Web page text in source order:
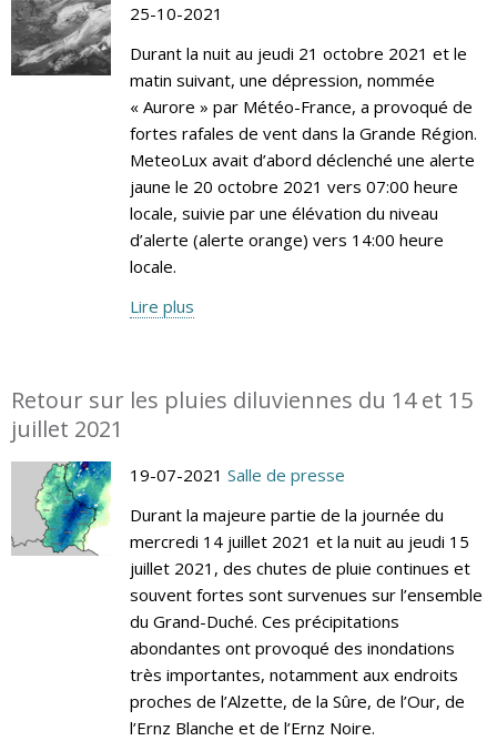
25-10-2021
Durant la nuit au jeudi 21 octobre 2021 et le
matin suivant, une dépression, nommée
« Aurore » par Météo-France, a provoqué de
fortes rafales de vent dans la Grande Région.
MeteoLux avait d’abord déclenché une alerte
jaune le 20 octobre 2021 vers 07:00 heure
locale, suivie par une élévation du niveau
d’alerte (alerte orange) vers 14:00 heure
locale.
Lire plus
Retour sur les pluies diluviennes du 14 et 15
juillet 2021
19-07-2021 Salle de presse
Durant la majeure partie de la journée du
mercredi 14 juillet 2021 et la nuit au jeudi 15
juillet 2021, des chutes de pluie continues et
souvent fortes sont survenues sur l’ensemble
du Grand-Duché. Ces précipitations
abondantes ont provoqué des inondations
très importantes, notamment aux endroits
proches de l’Alzette, de la Sûre, de l’Our, de
l’Ernz Blanche et de l’Ernz Noire.